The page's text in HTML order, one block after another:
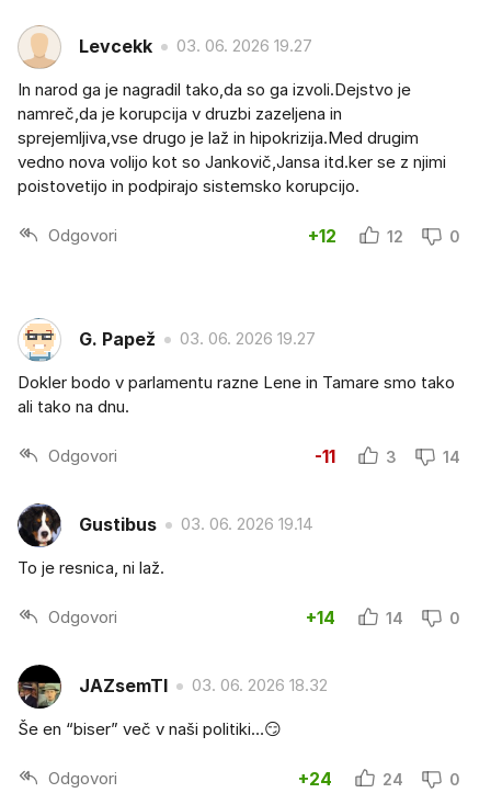
Levcekk 03. 06. 2026 19.27
In narod ga je nagradil tako,da so ga izvoli.Dejstvo je
namreč,da je korupcija v druzbi zazeljena in
sprejemljiva,vse drugo je laž in hipokrizija.Med drugim
vedno nova volijo kot so Jankovič,Jansa itd.ker se z njimi
poistovetijo in podpirajo sistemsko korupcijo.
Odgovori +12 12 0
G. Papež 03. 06. 2026 19.27
Dokler bodo v parlamentu razne Lene in Tamare smo tako
ali tako na dnu.
Odgovori -11 3 14
Gustibus 03. 06. 2026 19.14
To je resnica, ni laž.
Odgovori +14 14 0
JAZsemTI 03. 06. 2026 18.32
Še en “biser” več v naši politiki…😏
Odgovori +24 24 0